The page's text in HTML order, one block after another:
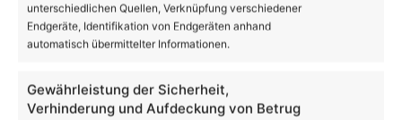
unterschiedlichen Quellen, Verknüpfung verschiedener
Endgeräte, Identifikation von Endgeräten anhand
automatisch übermittelter Informationen.
Gewährleistung der Sicherheit,
Verhinderung und Aufdeckung von Betrug
Tag der offenen Tür an den
Diakonischen Schulen Lobetal